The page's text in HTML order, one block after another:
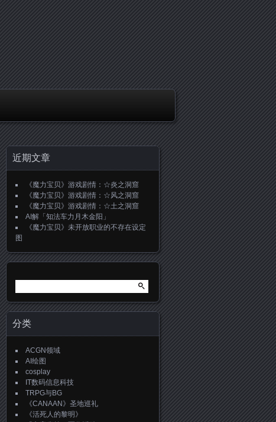
近期文章
《魔力宝贝》游戏剧情：☆炎之洞窟
《魔力宝贝》游戏剧情：☆风之洞窟
《魔力宝贝》游戏剧情：☆土之洞窟
AI解「知法车力月木金阳」
《魔力宝贝》未开放职业的不存在设定
图
索：
分类
ACGN领域
AI绘图
cosplay
IT数码信息科技
TRPG与BG
《CANAAN》圣地巡礼
《活死人的黎明》